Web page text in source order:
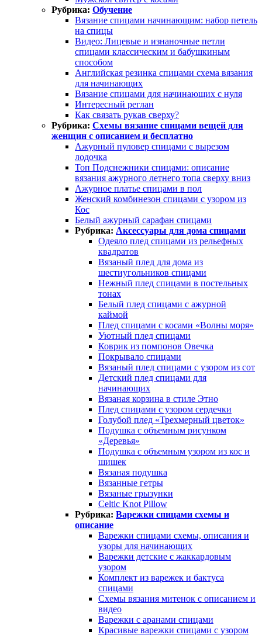
Рубрика: Обучение
Вязание спицами начинающим: набор петель
на спицы
Видео: Лицевые и изнаночные петли
спицами классическим и бабушкиным
способом
Английская резинка спицами схема вязания
для начинающих
Вязание спицами для начинающих с нуля
Интересный реглан
Как связать рукав сверху?
Рубрика: Схемы вязание спицами вещей для
женщин с описанием и бесплатно
Ажурный пуловер спицами с вырезом
лодочка
Топ Подснежники спицами: описание
вязания ажурного летнего топа сверху вниз
Ажурное платье спицами в пол
Женский комбинезон спицами с узором из
Кос
Белый ажурный сарафан спицами
Рубрика: Аксессуары для дома спицами
Одеяло плед спицами из рельефных
квадратов
Вязаный плед для дома из
шестиугольников спицами
Нежный плед спицами в постельных
тонах
Белый плед спицами с ажурной
каймой
Плед спицами с косами «Волны моря»
Уютный плед спицами
Коврик из помпонов Овечка
Покрывало спицами
Вязаный плед спицами с узором из сот
Детский плед спицами для
начинающих
Вязаная корзина в стиле Этно
Плед спицами с узором сердечки
Голубой плед «Трехмерный цветок»
Подушка с объемным рисунком
«Деревья»
Подушка с объемным узором из кос и
шишек
Вязаная подушка
Вязанные гетры
Вязаные грызунки
Celtic Knot Pillow
Рубрика: Варежки спицами схемы и
описание
Варежки спицами схемы, описания и
узоры для начинающих
Варежки детские с жаккардовым
узором
Комплект из варежек и бактуса
спицами
Схемы вязания митенок с описанием и
видео
Варежки с аранами спицами
Красивые варежки спицами с узором